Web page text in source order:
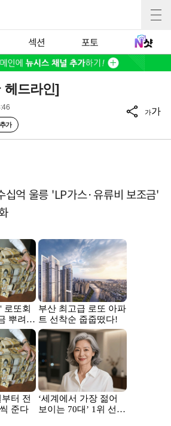
섹션 포토
헤드라인]
가
가가
억 울릉 'LP가스·유류비 보조금'